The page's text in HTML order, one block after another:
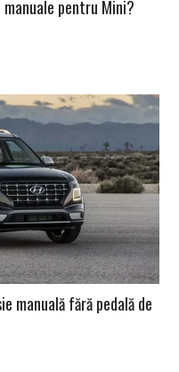
pentru Mini?
manuală fără pedală de